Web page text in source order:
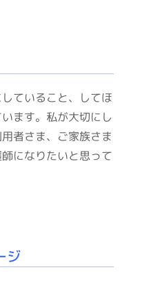
ていること、してほ
ます。私が大切にし
者さま、ご家族さま
になりたいと思って
ジ